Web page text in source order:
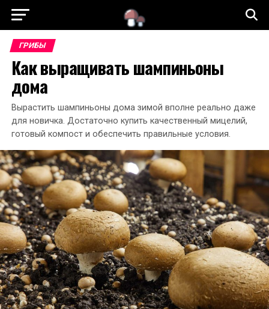
ГРИБЫ
Как выращивать шампиньоны
дома
Вырастить шампиньоны дома зимой вполне реально даже
для новичка. Достаточно купить качественный мицелий,
готовый компост и обеспечить правильные условия.